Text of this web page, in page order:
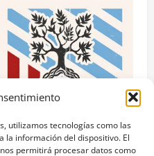
utilizamos tecnologías como las
la información del dispositivo. El
permitirá procesar datos como